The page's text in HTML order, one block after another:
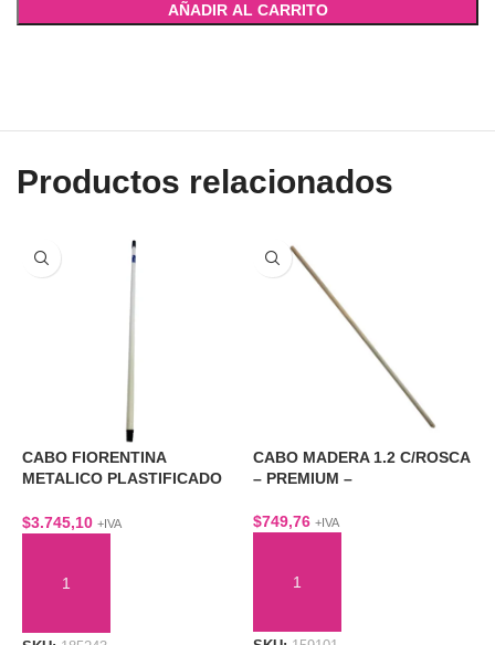
AÑADIR AL CARRITO
Productos relacionados
CABO FIORENTINA
METALICO PLASTIFICADO
$3.745,10 +IVA
CABO MADERA 1.2 C/ROSCA
– PREMIUM –
$749,76 +IVA